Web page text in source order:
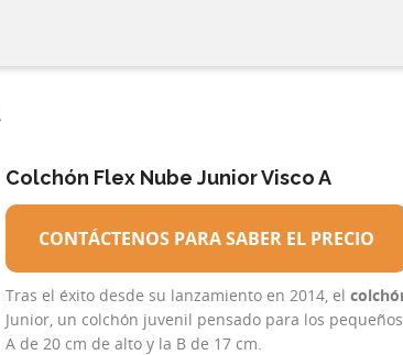
Colchón Flex Nube Junior Visco A
CONTÁCTENOS PARA SABER EL PRECIO
Tras el éxito desde su lanzamiento en 2014, el
Junior, un colchón juvenil pensado para los
A de 20 cm de alto y la B de 17 cm.